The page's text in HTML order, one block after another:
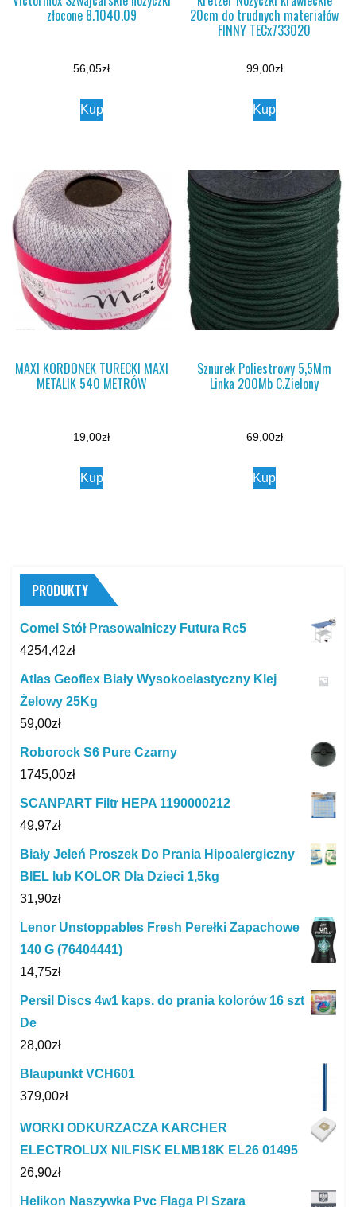
złocone 8.1040.09
56,05zł
Kup
20cm do trudnych materiałów
FINNY TECx733020
99,00zł
Kup
MAXI KORDONEK TURECKI MAXI
METALIK 540 METRÓW
19,00zł
Kup
Sznurek Poliestrowy 5,5Mm
Linka 200Mb C.Zielony
69,00zł
Kup
PRODUKTY
Comel Stół Prasowalniczy Futura Rc5
4254,42zł
Atlas Geoflex Biały Wysokoelastyczny Klej
Żelowy 25Kg
59,00zł
Roborock S6 Pure Czarny
1745,00zł
SCANPART Filtr HEPA 1190000212
49,97zł
Biały Jeleń Proszek Do Prania Hipoalergiczny
BIEL lub KOLOR Dla Dzieci 1,5kg
31,90zł
Lenor Unstoppables Fresh Perełki Zapachowe
140 G (76404441)
14,75zł
Persil Discs 4w1 kaps. do prania kolorów 16 szt
De
28,00zł
Blaupunkt VCH601
379,00zł
WORKI ODKURZACZA KARCHER
ELECTROLUX NILFISK ELMB18K EL26 01495
26,90zł
Helikon Naszywka Pvc Flaga Pl Szara